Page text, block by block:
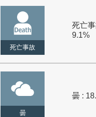
死亡事故
死亡
9.1%
曇
曇 :